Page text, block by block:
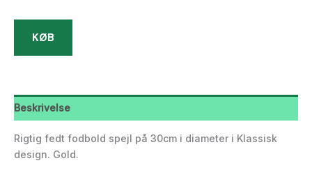
KØB
Beskrivelse
Rigtig fedt fodbold spejl på 30cm i diameter i Klassisk
design. Gold.